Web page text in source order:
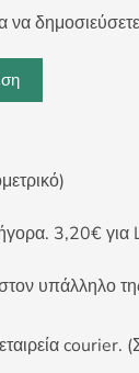
να δημοσιεύσετε
3,20€ για
υπάλληλο
courier.